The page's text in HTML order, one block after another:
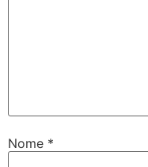
Nome *